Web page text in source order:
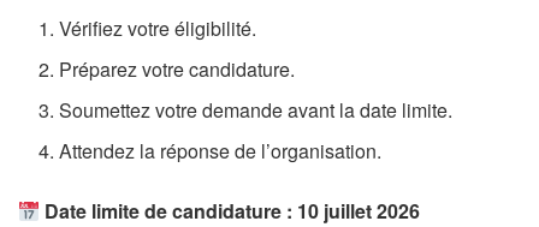
Vérifiez votre éligibilité.
Préparez votre candidature.
Soumettez votre demande avant la date limite.
Attendez la réponse de l’organisation.
Date limite de candidature : 10 juillet 2026